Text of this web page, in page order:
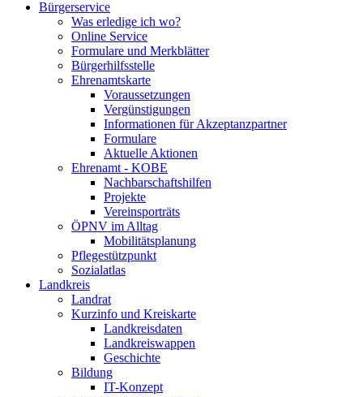
Bürgerservice
Was erledige ich wo?
Online Service
Formulare und Merkblätter
Bürgerhilfsstelle
Ehrenamtskarte
Voraussetzungen
Vergünstigungen
Informationen für Akzeptanzpartner
Formulare
Aktuelle Aktionen
Ehrenamt - KOBE
Nachbarschaftshilfen
Projekte
Vereinsporträts
ÖPNV im Alltag
Mobilitätsplanung
Pflegestützpunkt
Sozialatlas
Landkreis
Landrat
Kurzinfo und Kreiskarte
Landkreisdaten
Landkreiswappen
Geschichte
Bildung
IT-Konzept